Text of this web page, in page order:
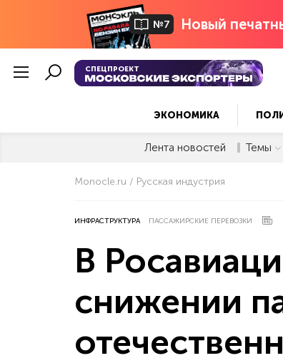
№7 Новый
СПЕЦПРОЕКТ
ЭКОНОМИКА
Лента новостей Темы
Monocle.ru Русская индустрия
ИНФРАСТРУКТУРА ПАССАЖИРСКИЕ ПЕРЕВОЗКИ
В
снижении